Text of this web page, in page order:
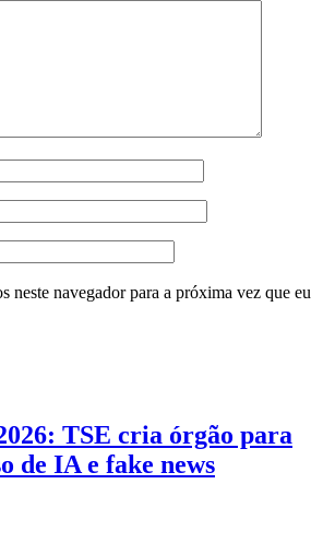
neste navegador para a próxima vez que eu
TSE cria órgão para
de IA e fake news